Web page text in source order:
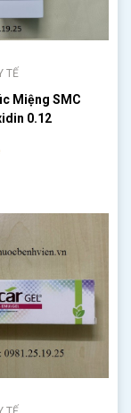
TẾ
Miệng SMC
0.12